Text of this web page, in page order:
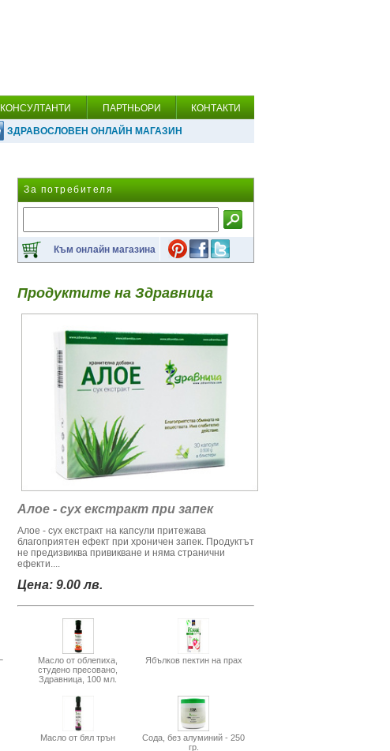
КОНСУЛТАНТИ ПАРТНЬОРИ КОНТАКТИ
ЗДРАВОСЛОВЕН ОНЛАЙН МАГАЗИН
За потребителя
Към онлайн магазина
Продуктите на Здравница
Алое - сух екстракт при запек
Алое - сух екстракт на капсули притежава
благоприятен ефект при хроничен запек. Продуктът
не предизвиква привикване и няма странични
ефекти....
Цена: 9.00 лв.
Масло от облепиха,
студено пресовано,
Здравница, 100 мл.
Ябълков пектин на прах
Масло от бял трън
Сода, без алуминий - 250
гр.